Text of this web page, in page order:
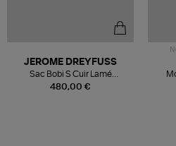
480,00 €
JEROME DREYFUSS
Sac Bobi S Cuir Lamé
Champagne